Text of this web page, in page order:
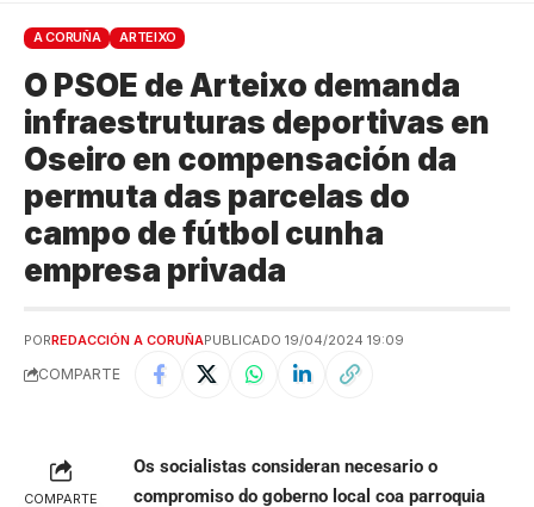
A CORUÑA ARTEIXO
O PSOE de Arteixo demanda
infraestruturas deportivas en
Oseiro en compensación da
permuta das parcelas do
campo de fútbol cunha
empresa privada
PORREDACCIÓN A CORUÑAPUBLICADO 19/04/2024 19:09
COMPARTE
COMPARTE
Os socialistas consideran necesario o
compromiso do goberno local coa parroquia